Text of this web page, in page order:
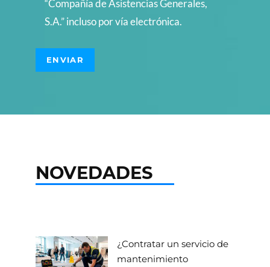
“Compañía de Asistencias Generales,
S.A.” incluso por vía electrónica.
NOVEDADES
¿Contratar un servicio de
mantenimiento